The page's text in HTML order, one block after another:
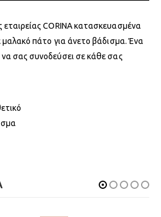
εταιρείας CORINA κατασκευασμένα
μαλακό πάτο για άνετο βάδισμα. Ένα
σας συνοδεύσει σε κάθε σας